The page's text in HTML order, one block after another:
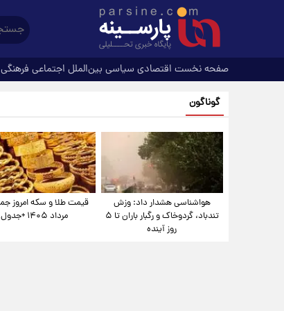
صفحه نخست اقتصادی سیاسی بین‌الملل اجتماعی فرهنگی
گوناگون
هواشناسی هشدار داد: وزش
تندباد، گردوخاک و رگبار باران تا ۵
روز آینده
مرداد ۱۴۰۵ +جدول